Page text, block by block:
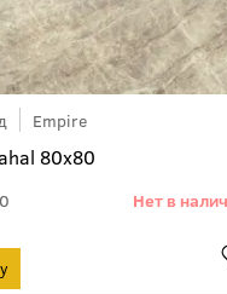
Empire
80x80